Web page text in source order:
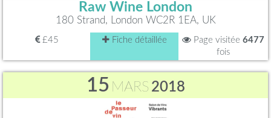
Raw Wine London
180 Strand, London WC2R 1EA, UK
£45 Fiche détaillée Page visitée 6477
fois
15 MARS 2018